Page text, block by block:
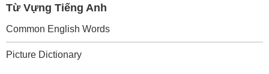
Từ Vựng Tiếng Anh
Common English Words
Picture Dictionary